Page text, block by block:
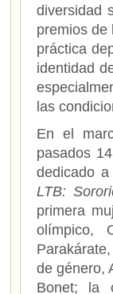
diversidad
premios de
práctica
identidad
las
En el
pasados
dedicado
LTB:
primera
olímpico,
de género,
Bonet; la